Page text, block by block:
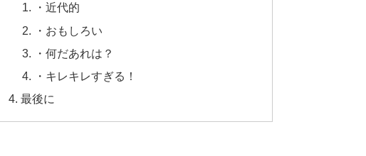
・近代的
・おもしろい
・何だあれは？
・キレキレすぎる！
最後に